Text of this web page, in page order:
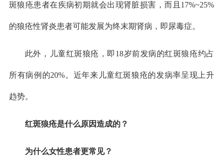
斑狼疮患者在疾病初期就会出现肾脏损害，而且17%~25%
的狼疮性肾炎患者可能发展为终末期肾病，即尿毒症。
此外，儿童红斑狼疮，即18岁前发病的红斑狼疮约占
所有病例的20%。近年来儿童红斑狼疮的发病率呈现上升
趋势。
红斑狼疮是什么原因造成的？
为什么女性患者更常见？